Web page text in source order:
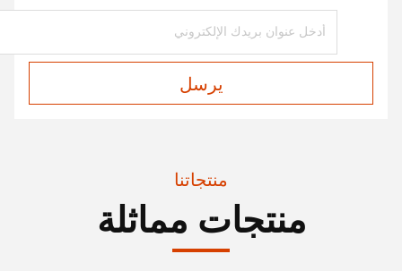
يرسل
منتجاتنا
منتجات مماثلة